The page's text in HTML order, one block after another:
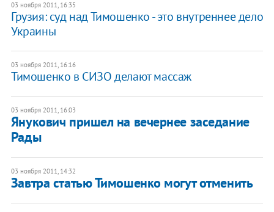
03 ноября 2011, 16:35
Грузия: суд над Тимошенко - это внутреннее дело
Украины
03 ноября 2011, 16:16
​Тимошенко в СИЗО делают массаж
03 ноября 2011, 16:03
Янукович пришел на вечернее заседание
Рады
03 ноября 2011, 14:32
Завтра статью Тимошенко могут отменить